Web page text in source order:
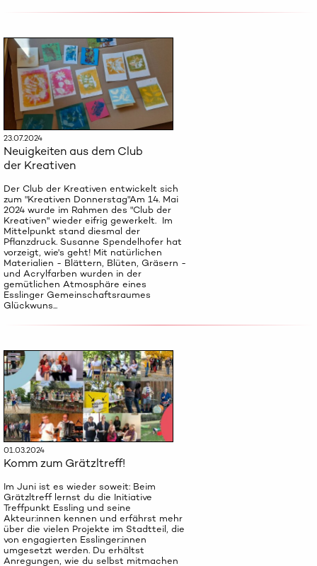
23.07.2024
Neuigkeiten aus dem Club
der Kreativen
Der Club der Kreativen entwickelt sich
zum "Kreativen Donnerstag"Am 14. Mai
2024 wurde im Rahmen des "Club der
Kreativen" wieder eifrig gewerkelt. Im
Mittelpunkt stand diesmal der
Pflanzdruck. Susanne Spendelhofer hat
vorzeigt, wie's geht! Mit natürlichen
Materialien - Blättern, Blüten, Gräsern -
und Acrylfarben wurden in der
gemütlichen Atmosphäre eines
Esslinger Gemeinschaftsraumes
Glückwuns...
01.03.2024
Komm zum Grätzltreff!
Im Juni ist es wieder soweit: Beim
Grätzltreff lernst du die Initiative
Treffpunkt Essling und seine
Akteur:innen kennen und erfährst mehr
über die vielen Projekte im Stadtteil, die
von engagierten Esslinger:innen
umgesetzt werden. Du erhältst
Anregungen, wie du selbst mitmachen